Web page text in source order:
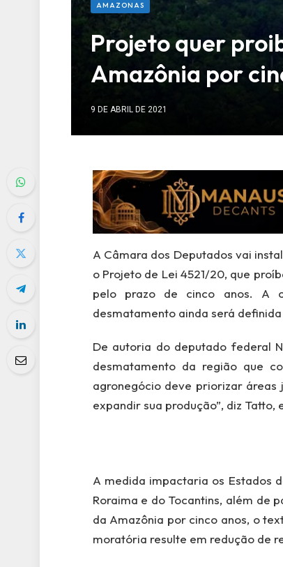
AMAZONAS
Projeto quer
Amazônia por
9 DE ABRIL DE 2021
A Câmara dos Deputados vai
o Projeto de Lei 4521/20, que
pelo prazo de cinco anos. A
desmatamento ainda será
De autoria do deputado federal
desmatamento da região que
agronegócio deve priorizar
expandir sua produção”, diz
A medida impactaria os Estados
Roraima e do Tocantins, além de
da Amazônia por cinco anos, o
moratória resulte em redução de